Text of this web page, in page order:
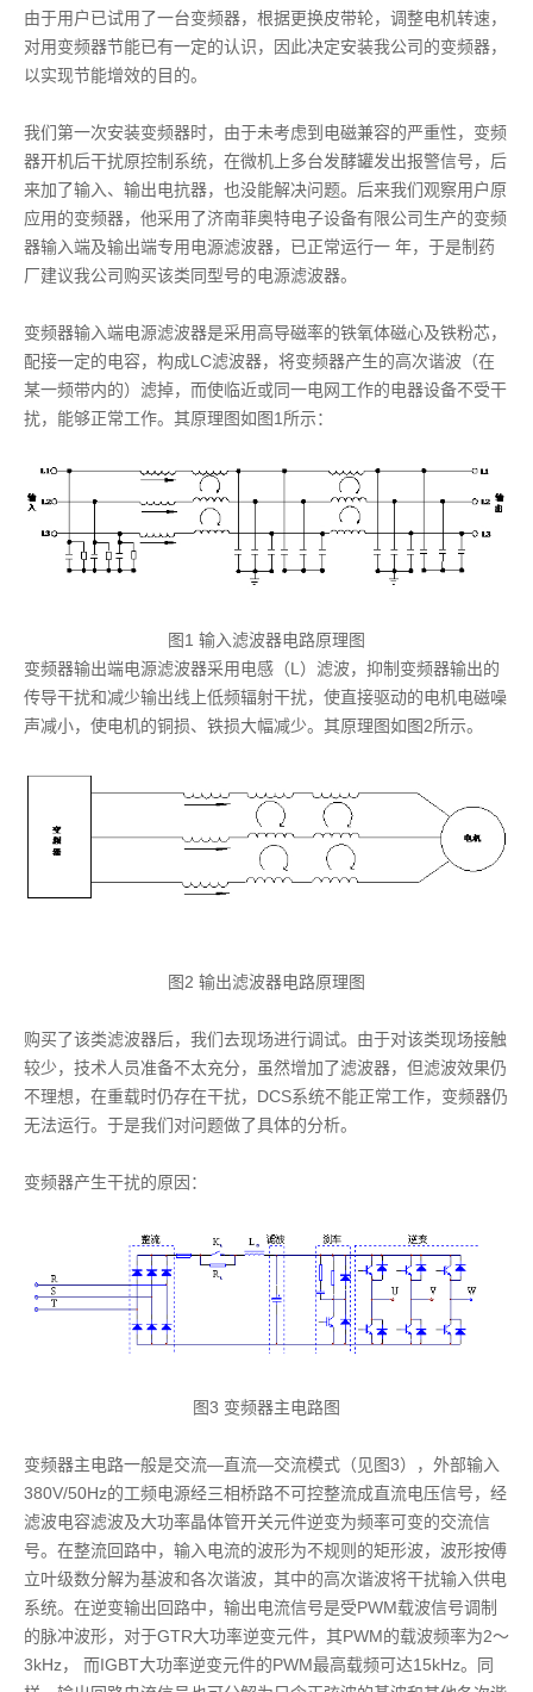
由于用户已试用了一台变频器，根据更换皮带轮，调整电机转速，
对用变频器节能已有一定的认识，因此决定安装我公司的变频器，
以实现节能增效的目的。
我们第一次安装变频器时，由于未考虑到电磁兼容的严重性，变频
器开机后干扰原控制系统，在微机上多台发酵罐发出报警信号，后
来加了输入、输出电抗器，也没能解决问题。后来我们观察用户原
应用的变频器，他采用了济南菲奥特电子设备有限公司生产的变频
器输入端及输出端专用电源滤波器，已正常运行一 年，于是制药
厂建议我公司购买该类同型号的电源滤波器。
变频器输入端电源滤波器是采用高导磁率的铁氧体磁心及铁粉芯，
配接一定的电容，构成LC滤波器，将变频器产生的高次谐波（在
某一频带内的）滤掉，而使临近或同一电网工作的电器设备不受干
扰，能够正常工作。其原理图如图1所示：
图1 输入滤波器电路原理图
变频器输出端电源滤波器采用电感（L）滤波，抑制变频器输出的
传导干扰和减少输出线上低频辐射干扰，使直接驱动的电机电磁噪
声减小，使电机的铜损、铁损大幅减少。其原理图如图2所示。
图2 输出滤波器电路原理图
购买了该类滤波器后，我们去现场进行调试。由于对该类现场接触
较少，技术人员准备不太充分，虽然增加了滤波器，但滤波效果仍
不理想，在重载时仍存在干扰，DCS系统不能正常工作，变频器仍
无法运行。于是我们对问题做了具体的分析。
变频器产生干扰的原因：
图3 变频器主电路图
变频器主电路一般是交流—直流—交流模式（见图3），外部输入
380V/50Hz的工频电源经三相桥路不可控整流成直流电压信号，经
滤波电容滤波及大功率晶体管开关元件逆变为频率可变的交流信
号。在整流回路中，输入电流的波形为不规则的矩形波，波形按傅
立叶级数分解为基波和各次谐波，其中的高次谐波将干扰输入供电
系统。在逆变输出回路中，输出电流信号是受PWM载波信号调制
的脉冲波形，对于GTR大功率逆变元件，其PWM的载波频率为2～
3kHz， 而IGBT大功率逆变元件的PWM最高载频可达15kHz。同